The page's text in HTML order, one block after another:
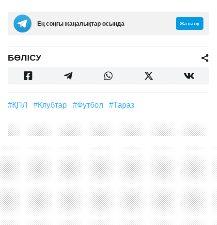
Ең соңғы жаңалықтар осында Жазылу
БӨЛІСУ
#ҚПЛ #клубтар #футбол #Тараз